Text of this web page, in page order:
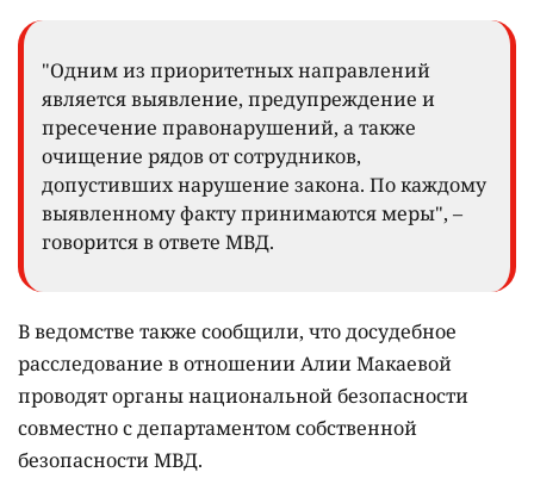
"Одним из приоритетных направлений
является выявление, предупреждение и
пресечение правонарушений, а также
очищение рядов от сотрудников,
допустивших нарушение закона. По каждому
выявленному факту принимаются меры", –
говорится в ответе МВД.
В ведомстве также сообщили, что досудебное
расследование в отношении Алии Макаевой
проводят органы национальной безопасности
совместно с департаментом собственной
безопасности МВД.